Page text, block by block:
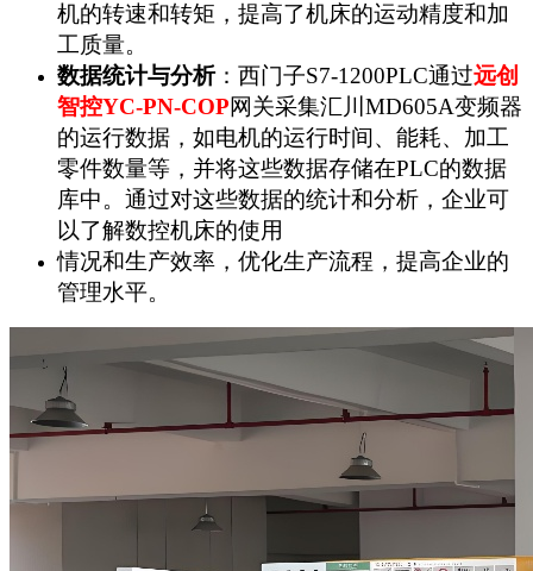
机的转速和转矩，提高了机床的运动精度和加
工质量。
数据统计与分析：西门子S7-1200PLC通过远创
智控YC-PN-COP网关采集汇川MD605A变频器
的运行数据，如电机的运行时间、能耗、加工
零件数量等，并将这些数据存储在PLC的数据
库中。通过对这些数据的统计和分析，企业可
以了解数控机床的使用
情况和生产效率，优化生产流程，提高企业的
管理水平。